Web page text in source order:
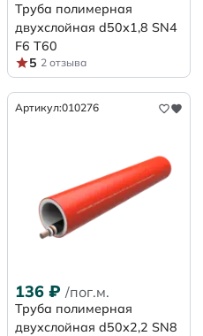
Труба полимерная
двухслойная d50х1,8 SN4
F6 Т60
5 2 отзыва
Артикул:010276
136 ₽ /пог.м.
Труба полимерная
двухслойная d50х2,2 SN8